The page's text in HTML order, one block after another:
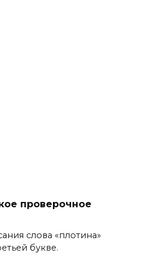
проверочное
слова «плотина»
букве.